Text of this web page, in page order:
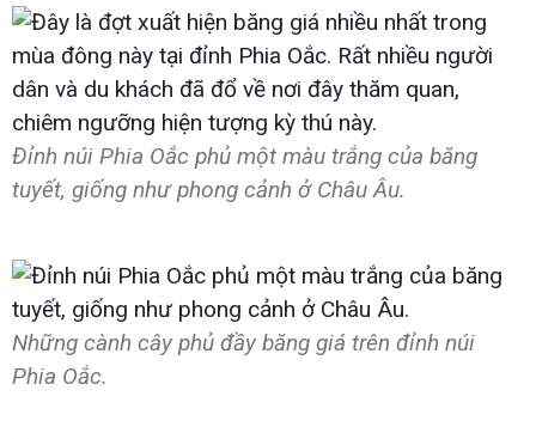
Đỉnh núi Phia Oắc phủ một màu trắng của băng
tuyết, giống như phong cảnh ở Châu Âu.
Những cành cây phủ đầy băng giá trên đỉnh núi
Phia Oắc.